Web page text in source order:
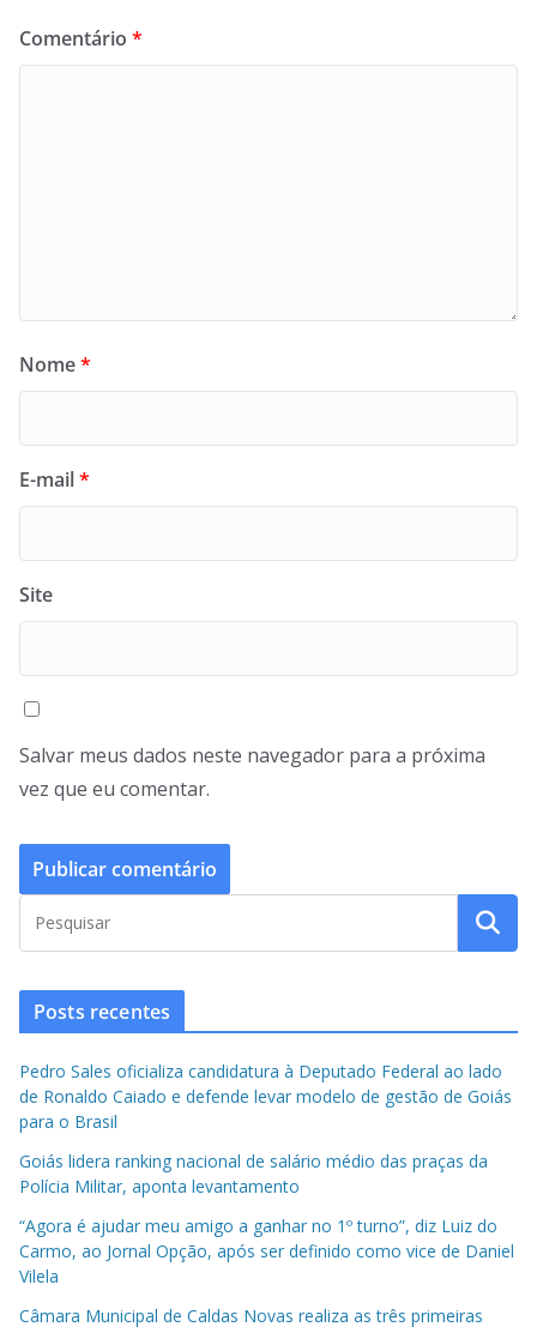
Comentário *
Nome*
E-mail*
Site
Salvar meus dados neste navegador para a próxima
vez que eu comentar.
Posts recentes
Pedro Sales oficializa candidatura à Deputado Federal ao lado
de Ronaldo Caiado e defende levar modelo de gestão de Goiás
para o Brasil
Goiás lidera ranking nacional de salário médio das praças da
Polícia Militar, aponta levantamento
“Agora é ajudar meu amigo a ganhar no 1º turno”, diz Luiz do
Carmo, ao Jornal Opção, após ser definido como vice de Daniel
Vilela
Câmara Municipal de Caldas Novas realiza as três primeiras